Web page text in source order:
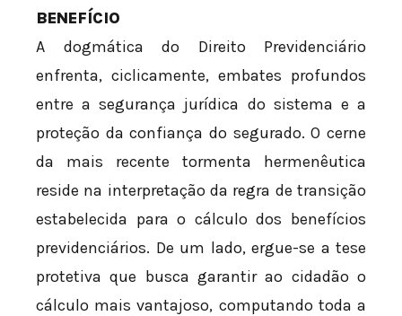
BENEFÍCIO
A dogmática do Direito Previdenciário
enfrenta, ciclicamente, embates profundos
entre a segurança jurídica do sistema e a
proteção da confiança do segurado. O cerne
da mais recente tormenta hermenêutica
reside na interpretação da regra de transição
estabelecida para o cálculo dos benefícios
previdenciários. De um lado, ergue-se a tese
protetiva que busca garantir ao cidadão o
cálculo mais vantajoso, computando toda a